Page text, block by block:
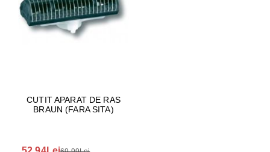
CUTIT APARAT DE RAS
BRAUN (FARA SITA)